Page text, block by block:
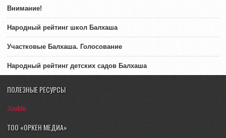
Внимание!
Народный рейтинг школ Балхаша
Участковые Балхаша. Голосование
Народный рейтинг детских садов Балхаша
ПОЛЕЗНЫЕ РЕСУРСЫ
Jooble
ТОО «ОРКЕН МЕДИА»